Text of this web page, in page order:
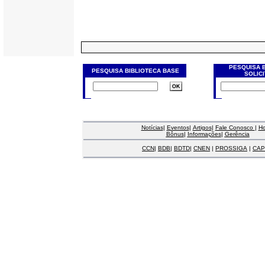
PESQUISA BIBLIOTECA BASE
PESQUISA
Notícias| Eventos| Artigos| Fale Conosco |
Bônus| Informações| Gerência
CCN| BDB| BDTD| CNEN | PROSSIGA |